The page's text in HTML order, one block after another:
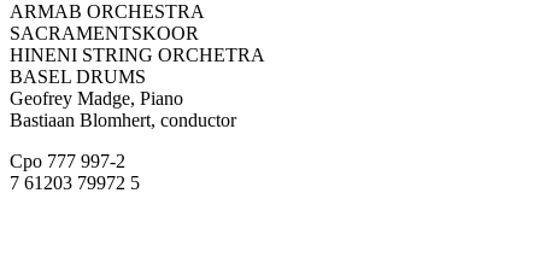
ARMAB ORCHESTRA
SACRAMENTSKOOR
HINENI STRING ORCHETRA
BASEL DRUMS
Geofrey Madge, Piano
Bastiaan Blomhert, conductor
Cpo 777 997-2
7 61203 79972 5